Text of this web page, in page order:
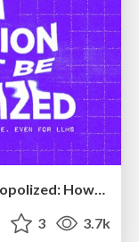
The AI Revolution Will Not Be Monopolized: How open-source beats economies of scale, even for LLMs
3 3.7k